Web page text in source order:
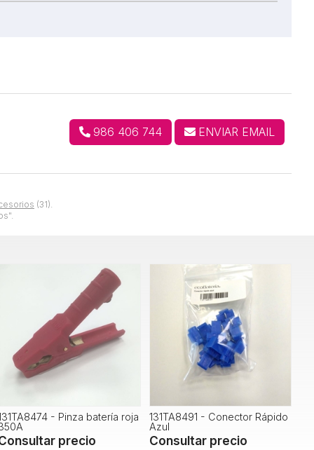
(31).
986 406 744 ENVIAR EMAIL
- Pinza batería roja
precio
131TA8491 - Conector Rápido
Azul
Consultar precio